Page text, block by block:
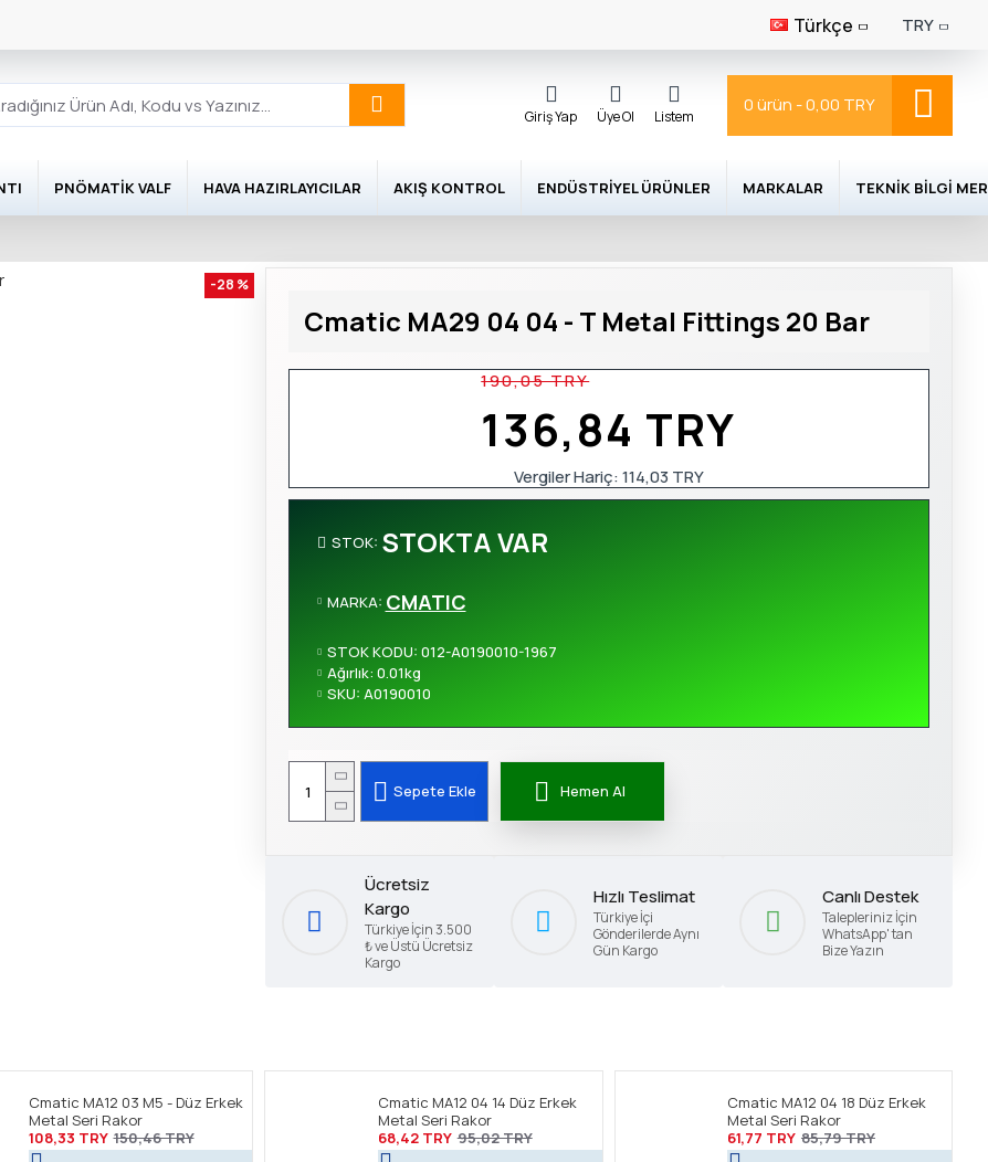
Türkçe TRY
Giriş Yap Üye Ol Listem
0 ürün - 0,00 TRY
PNÖMATIK VALF HAVA HAZIRLAYICILAR AKIŞ KONTROL ENDÜSTRIYEL ÜRÜNLER MARKALAR TEKNIK BILGI
-28 %
Cmatic MA29 04 04 - T Metal Fittings 20 Bar
STOK: STOKTA VAR
MARKA: CMATIC
STOK KODU: 012-A0190010-1967
Ağırlık: 0.01kg
SKU: A0190010
136,84 TRY
190,05 TRY
Vergiler Hariç:114,03 TRY
Sepete Ekle Hemen Al
Ücretsiz
Kargo
Türkiye İçin 3.500
₺ ve Üstü Ücretsiz
Kargo
Hızlı Teslimat
Türkiye İçi
Gönderilerde Aynı
Gün Kargo
Canlı Destek
Talepleriniz İçin
WhatsApp' tan
Bize Yazın
Cmatic MA12 03 M5 - Düz Erkek
Metal Seri Rakor
108,33 TRY 150,46 TRY
Cmatic MA12 04 14 Düz Erkek
Metal Seri Rakor
68,42 TRY 95,02 TRY
Cmatic MA12 04 18 Düz Erkek
Metal Seri Rakor
61,77 TRY 85,79 TRY